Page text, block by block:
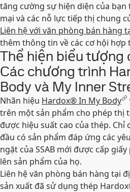
tăng cường sự hiện diện của
mại và các nỗ lực tiếp thị chung
Liên hệ với văn phòng bán hàng
thêm thông tin về các cơ hội hợp
Thể hiện biểu tượng
Các chương trình
Body và My Inner
Nhãn hiệu Hardox® In My Body
trên một sản phẩm cho phép thị
được hiệu suất cao của thép. Chỉ
đầu có sản phẩm đáp ứng các
ngặt của SSAB mới được cấp
lên sản phẩm của họ.
Liên hệ văn phòng bán hàng tại
sản xuất đã sử dụng thép